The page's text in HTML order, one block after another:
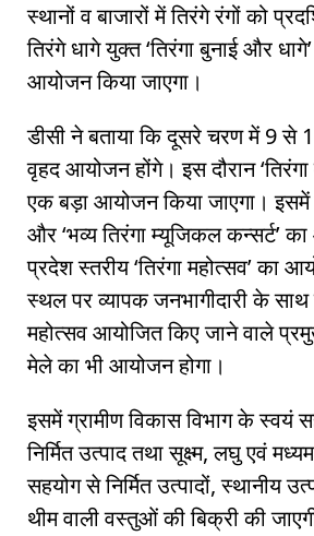
स्थानों व बाजारों में तिरंगे रंगों को
तिरंगे धागे युक्त ‘तिरंगा बुनाई और
आयोजन किया जाएगा।
डीसी ने बताया कि दूसरे चरण में 9 से
वृहद आयोजन होंगे। इस दौरान
एक बड़ा आयोजन किया जाएगा। इसमें
और ‘भव्य तिरंगा म्यूजिकल कन्सर्ट’
प्रदेश स्तरीय ‘तिरंगा महोत्सव’ का
स्थल पर व्यापक जनभागीदारी के साथ
महोत्सव आयोजित किए जाने वाले
मेले का भी आयोजन होगा।
इसमें ग्रामीण विकास विभाग के स्वयं
निर्मित उत्पाद तथा सूक्ष्म, लघु एवं
सहयोग से निर्मित उत्पादों, स्थानीय
थीम वाली वस्तुओं की बिक्री की